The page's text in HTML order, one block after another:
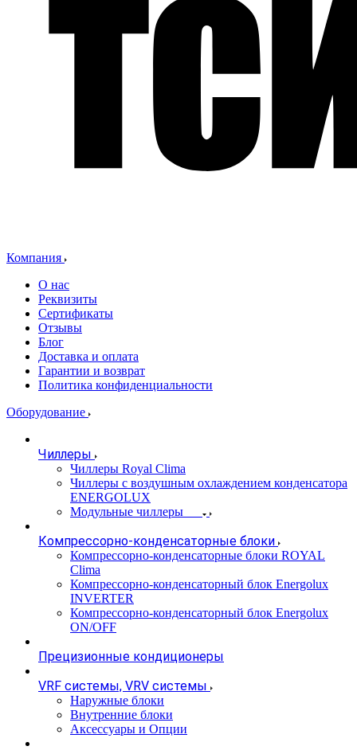
Компания
О нас
Реквизиты
Сертификаты
Отзывы
Блог
Доставка и оплата
Гарантии и возврат
Политика конфиденциальности
Оборудование
Чиллеры
Чиллеры Royal Clima
Чиллеры с воздушным охлаждением конденсатора
ENERGOLUX
Модульные чиллеры
Компрессорно-конденсаторные блоки
Компрессорно-конденсаторные блоки ROYAL
Clima
Компрессорно-конденсаторный блок Energolux
INVERTER
Компрессорно-конденсаторный блок Energolux
ON/OFF
Прецизионные кондиционеры
VRF системы, VRV системы
Наружные блоки
Внутренние блоки
Аксессуары и Опции